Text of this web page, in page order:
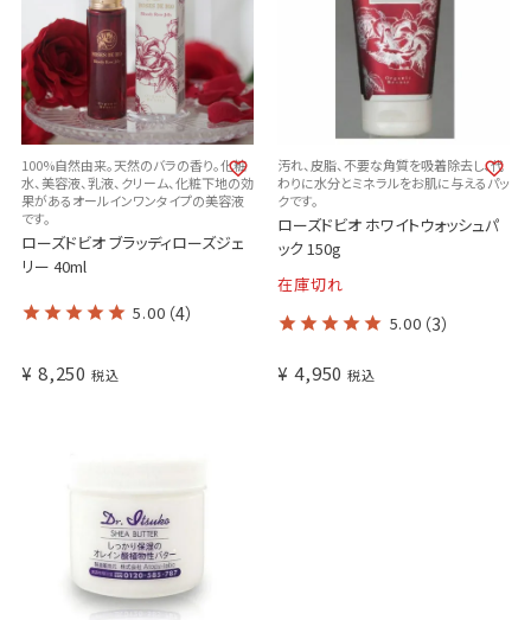
100%自然由来。天然のバラの香り。化粧
水、美容液、乳液、クリーム、化粧下地の効
果があるオールインワンタイプの美容液
です。
ローズドビオ ブラッディローズジェ
リー 40ml
5.00 （4）
¥ 8,250 税込
汚れ、皮脂、不要な角質を吸着除去し、代
わりに水分とミネラルをお肌に与えるパッ
クです。
ローズドビオ ホワイトウォッシュパ
ック 150g
在庫切れ
5.00 （3）
¥ 4,950 税込